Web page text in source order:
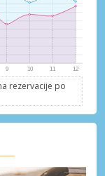
rezervacije po
naših